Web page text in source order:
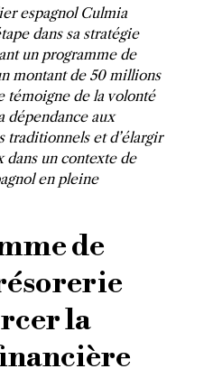
espagnol Culmia
dans sa stratégie
un programme de
montant de 50 millions
témoigne de la volonté
dépendance aux
traditionnels et d’élargir
dans un contexte de
en pleine
de
la